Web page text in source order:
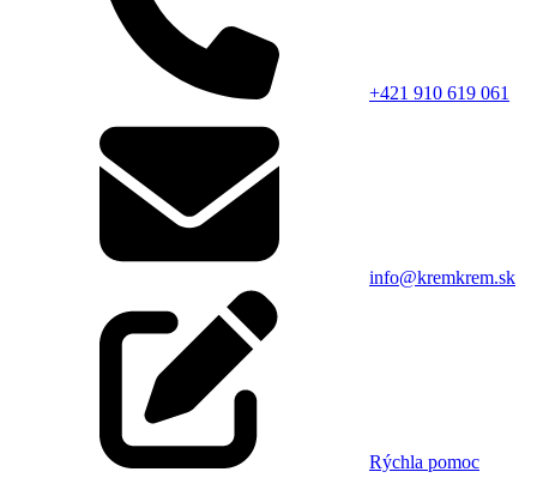
+421 910 619 061
info@kremkrem.sk
Rýchla pomoc